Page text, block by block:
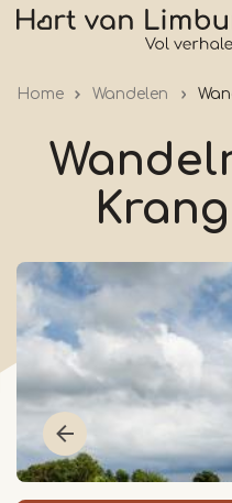
Overslaan
inhoud
Home Wandelen